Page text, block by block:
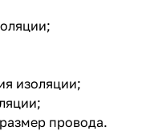
изоляции;
провода.